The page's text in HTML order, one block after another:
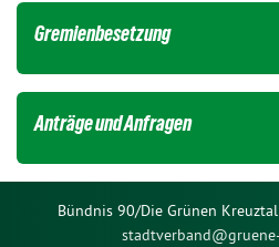
Gremienbesetzung
Anträge und Anfragen
Bündnis 90/Die Grünen
stadtverband@